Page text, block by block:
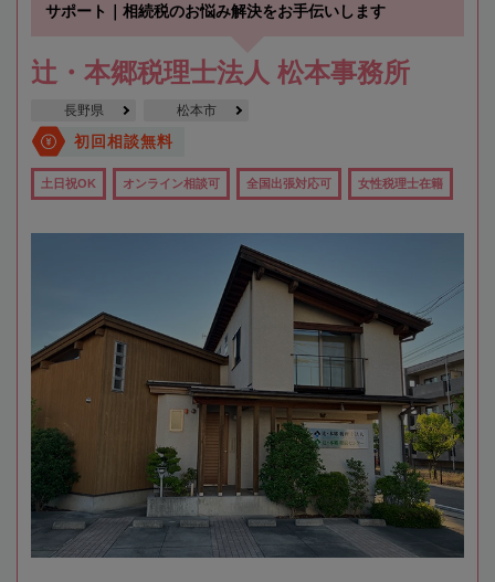
サポート｜相続税のお悩み解決をお手伝いします
辻・本郷税理士法人 松本事務所
長野県 松本市
初回相談無料
土日祝OK オンライン相談可 全国出張対応可 女性税理士在籍